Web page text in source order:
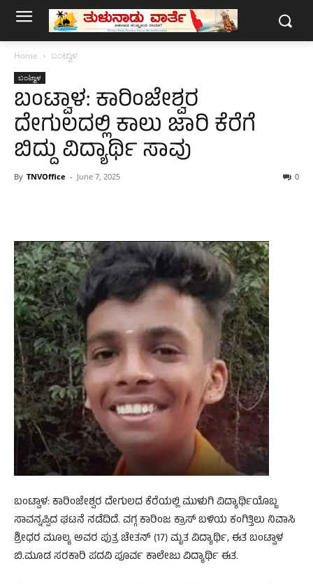
Home ಬಂಟ್ವಾಳ
ಬಂಟ್ವಾಳ
ಬಂಟ್ವಾಳ: ಕಾರಿಂಜೇಶ್ವರ
ದೇಗುಲದಲ್ಲಿ ಕಾಲು ಜಾರಿ ಕೆರೆಗೆ
ಬಿದ್ದು ವಿದ್ಯಾರ್ಥಿ ಸಾವು
By TNVOffice - June 7, 2025 0
ಬಂಟ್ವಾಳ: ಕಾರಿಂಜೇಶ್ವರ ದೇಗುಲದ ಕೆರೆಯಲ್ಲಿ ಮುಳುಗಿ ವಿದ್ಯಾರ್ಥಿಯೊಬ್ಬ
ಸಾವನ್ನಪ್ಪಿದ ಘಟನೆ ನಡೆದಿದೆ. ವಗ್ಗ ಕಾರಿಂಜ ಕ್ರಾಸ್ ಬಳಿಯ ಕಂಗಿತ್ತಿಲು ನಿವಾಸಿ
ಶ್ರೀಧರ ಮೂಲ್ಯ ಅವರ ಪುತ್ರ ಚೇತನ್ (17) ಮೃತ ವಿದ್ಯಾರ್ಥಿ, ಈತ ಬಂಟ್ವಾಳ
ಬಿ.ಮೂಡ ಸರಕಾರಿ ಪದವಿ ಪೂರ್ವ ಕಾಲೇಜು ವಿದ್ಯಾರ್ಥಿ ಈತ.